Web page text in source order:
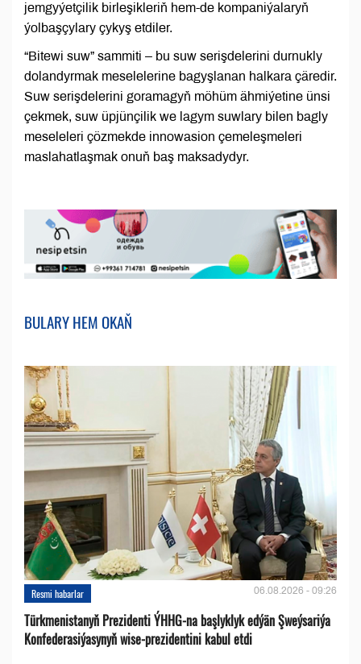
jemgyýetçilik birleşikleriň hem-de kompaniýalaryň
ýolbaşçylary çykyş etdiler.
“Bitewi suw” sammiti – bu suw serişdelerini durnukly
dolandyrmak meselelerine bagyşlanan halkara çäredir.
Suw serişdelerini goramagyň möhüm ähmiýetine ünsi
çekmek, suw üpjünçilik we lagym suwlary bilen bagly
meseleleri çözmekde innowasion çemeleşmeleri
maslahatlaşmak onuň baş maksadydyr.
BULARY HEM OKAŇ
Resmi habarlar 06.08.2026 - 09:26
Türkmenistanyň Prezidenti ÝHHG-na başlyklyk edýän Şweýsariýa
Konfederasiýasynyň wise-prezidentini kabul etdi